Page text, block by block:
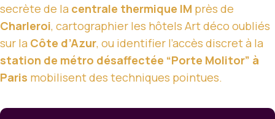
secrète de la centrale thermique IM près de
Charleroi, cartographier les hôtels Art déco oubliés
sur la Côte d’Azur, ou identifier l’accès discret à la
station de métro désaffectée “Porte Molitor” à
Paris mobilisent des techniques pointues.